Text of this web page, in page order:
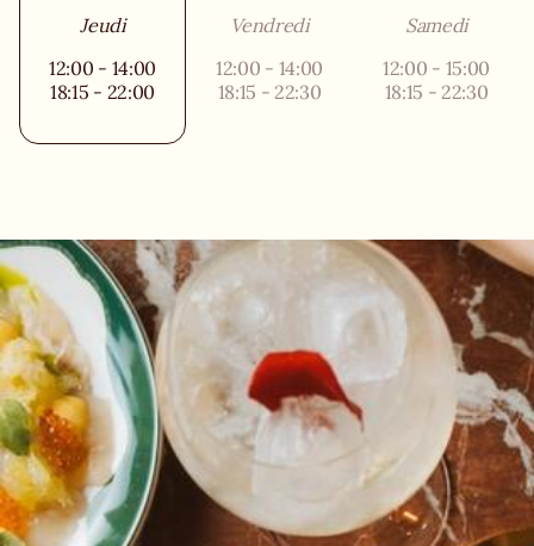
Jeudi
12:00 - 14:00
18:15 - 22:00
Vendredi
12:00 - 14:00
18:15 - 22:30
Samedi
12:00 - 15:00
18:15 - 22:30